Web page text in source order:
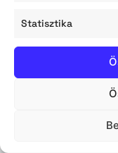
Statisztika
adattartalommal:
tisztviselőkről
§ (1) bekezdés
meghatározott
büntetőeljárás
valamint nem áll